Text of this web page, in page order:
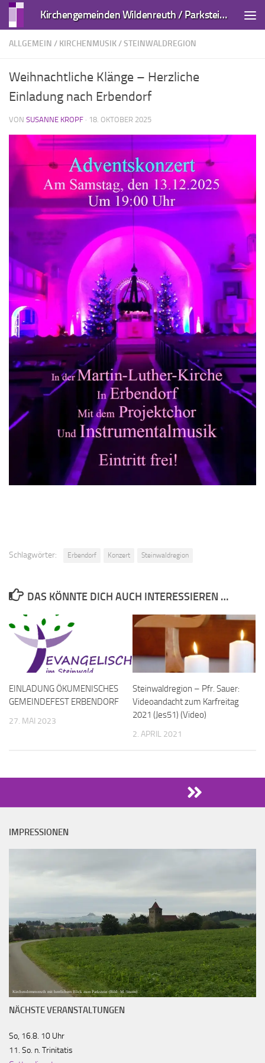
Zum Inhalt springen Kirchengemeinden Wildenreuth / Parkstein und Kirchendemenreuth
ALLGEMEIN / KIRCHENMUSIK/STEINWALDREGION
Weihnachtliche Klänge – Herzliche
Einladung nach Erbendorf
VON SUSANNE KROPF · 18. OKTOBER 2025
Schlagwörter: Erbendorf Konzert Steinwaldregion
DAS KÖNNTE DICH AUCH INTERESSIEREN …
EINLADUNG ÖKUMENISCHES
GEMEINDEFEST ERBENDORF
27. MAI 2023
Steinwaldregion – Pfr. Sauer:
Videoandacht zum Karfreitag
2021 (Jes51) (Video)
2. APRIL 2021
IMPRESSIONEN
Kirchendemenreuth mit herrlichem Blick zum Parkstein (Bild: M. Sturm)
NÄCHSTE VERANSTALTUNGEN
So, 16.8. 10 Uhr
11. So. n. Trinitatis